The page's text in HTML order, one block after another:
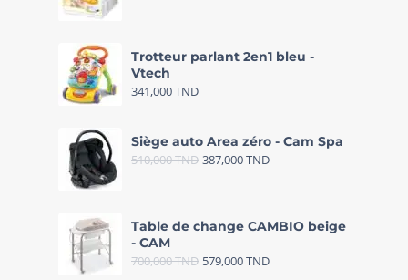
Trotteur parlant 2en1 bleu -
Vtech
341,000TND
Siège auto Area zéro - Cam Spa
510,000TND 387,000TND
Table de change CAMBIO beige
- CAM
700,000TND 579,000TND